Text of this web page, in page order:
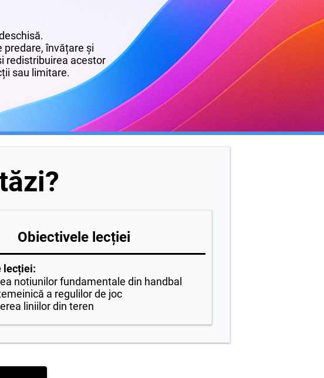
predare, învățare și
redistribuirea acestor
sau limitare.
Obiectivele lecției
lecției:
notiunilor fundamentale din handbal
a regulilor de joc
liniilor din teren